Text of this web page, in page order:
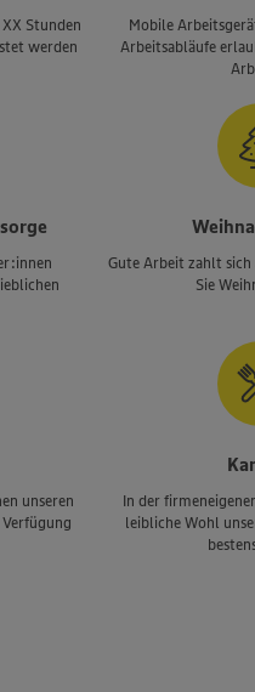
Stunden
werden
Mobile
Arbeitsabläufe
Gute Arbeit zahlt sich
Sie
unseren
In der
leibliche Wohl